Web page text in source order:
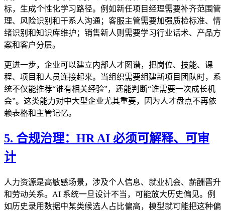
标，生成个性化学习路径。例如新任项目经理需要补齐范围管
理、风险识别和干系人沟通；客服主管需要加强质检标准、情
绪识别和知识库维护；销售新人则需要学习行业话术、产品方
案和客户分层。
更进一步，企业可以建立内部人才图谱，把岗位、技能、课
程、项目和人员连接起来。当组织需要组建新项目团队时，系
统不仅能推荐“谁有相关经验”，还能判断“谁需要一次成长机
会”。这类能力对中大型企业尤其重要，因为人才盘点不再依
赖表格和主管记忆。
5. 合规治理：HR AI 必须可解释、可审
计
人力资源是高敏感场景，涉及个人信息、就业机会、薪酬晋升
和劳动关系。AI 系统一旦设计不当，可能放大历史偏见。例
如历史录用数据中某类候选人占比偏高，模型就可能把这种偏